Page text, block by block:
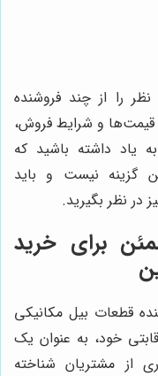
را از چند فروشنده
قیمت‌ها و شرایط فروش،
یاد داشته باشید که
گزینه نیست و باید
در نظر بگیرید.
برای خرید
قطعات بیل مکانیکی
خود، به عنوان یک
از مشتریان شناخته